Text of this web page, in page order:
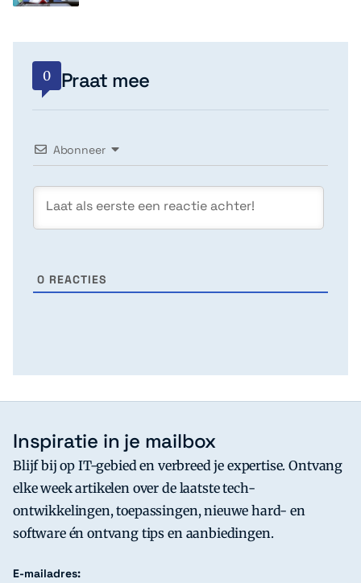
0 Praat mee
Abonneer
0 REACTIES
Inspiratie in je mailbox
Blijf bij op IT-gebied en verbreed je expertise. Ontvang
elke week artikelen over de laatste tech-
ontwikkelingen, toepassingen, nieuwe hard- en
software én ontvang tips en aanbiedingen.
E-mailadres: